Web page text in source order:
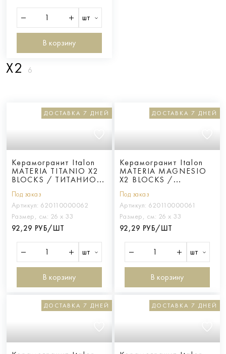
шт
В корзину
X2 6
ДОСТАВКА 7 ДНЕЙ
Керамогранит Italon
MATERIA TITANIO X2
BLOCKS / ТИТАНИО
Под заказ
Артикул: 620110000062
Размер, см: 26 х 33
92,29 РУБ/ШТ
шт
В корзину
ДОСТАВКА 7 ДНЕЙ
Керамогранит Italon
MATERIA MAGNESIO
X2 BLOCKS /
Под заказ
Артикул: 620110000061
Размер, см: 26 х 33
92,29 РУБ/ШТ
шт
В корзину
ДОСТАВКА 7 ДНЕЙ ДОСТАВКА 7 ДНЕЙ